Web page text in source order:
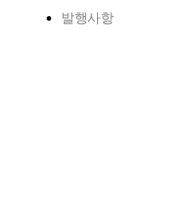
발행사항